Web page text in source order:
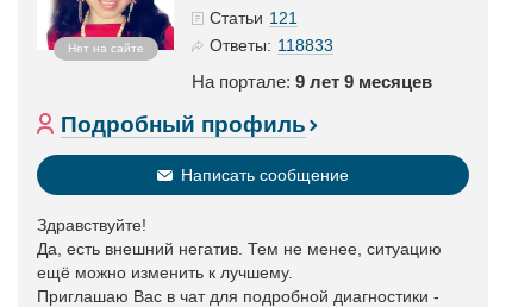
Нет на сайте
Статьи 121
Ответы: 118833
На портале: 9 лет 9 месяцев
Подробный профиль
Написать сообщение
Здравствуйте!
Да, есть внешний негатив. Тем не менее, ситуацию
ещё можно изменить к лучшему.
Приглашаю Вас в чат для подробной диагностики -